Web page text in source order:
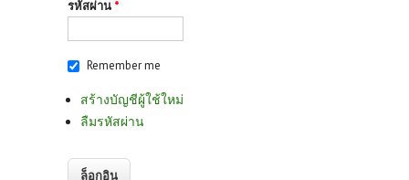
รหัสผ่าน *
Remember me
สร้างบัญชีผู้ใช้ใหม่
ลืมรหัสผ่าน